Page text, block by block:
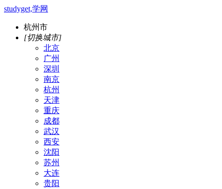
studyget,学网
杭州市
[切换城市]
北京
广州
深圳
南京
杭州
天津
重庆
成都
武汉
西安
沈阳
苏州
大连
贵阳